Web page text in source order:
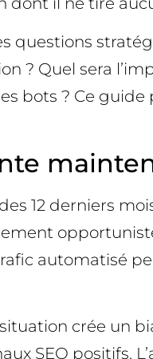
questions
? Quel sera
bots ? Ce
12 derniers
automatisé
crée un
SEO positifs.